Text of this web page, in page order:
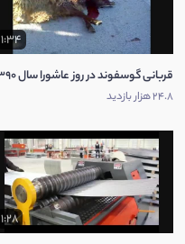
1:34
قربانی گوسفوند در روز عاشورا سال 1390
24.8 هزار بازدید
1:28